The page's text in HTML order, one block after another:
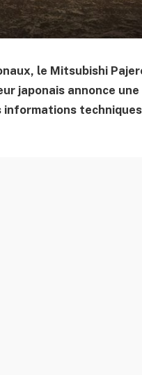
le Mitsubishi
japonais annonce
informations